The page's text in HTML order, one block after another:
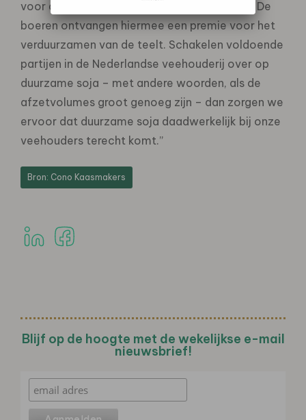
voor duurzame soja van sojaboeren in India. De
boeren ontvangen hiermee een premie voor het
verduurzamen van de teelt. Schakelen voldoende
partijen in de Nederlandse veehouderij over op
duurzame soja – met andere woorden, als de
afzetvolumes groot genoeg zijn – dan zorgen we
ervoor dat duurzame soja daadwerkelijk bij onze
veehouders terecht komt.”
Bron: Cono Kaasmakers
Blijf op de hoogte met de wekelijkse e-mail
nieuwsbrief!